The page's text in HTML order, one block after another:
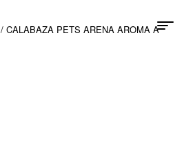
/ CALABAZA PETS ARENA AROMA A